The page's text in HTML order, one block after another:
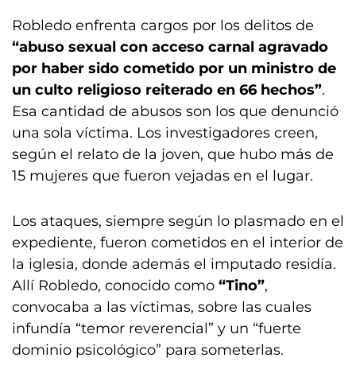
Robledo enfrenta cargos por los delitos de
“abuso sexual con acceso carnal agravado
por haber sido cometido por un ministro de
un culto religioso reiterado en 66 hechos”.
Esa cantidad de abusos son los que denunció
una sola víctima. Los investigadores creen,
según el relato de la joven, que hubo más de
15 mujeres que fueron vejadas en el lugar.
Los ataques, siempre según lo plasmado en el
expediente, fueron cometidos en el interior de
la iglesia, donde además el imputado residía.
Allí Robledo, conocido como “Tino”,
convocaba a las víctimas, sobre las cuales
infundía “temor reverencial” y un “fuerte
dominio psicológico” para someterlas.